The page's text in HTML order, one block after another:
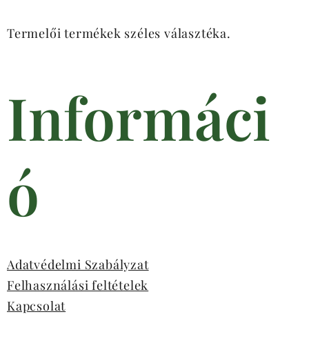
Termelői termékek széles választéka.
Informáci
ó
Adatvédelmi Szabályzat
Felhasználási feltételek
Kapcsolat